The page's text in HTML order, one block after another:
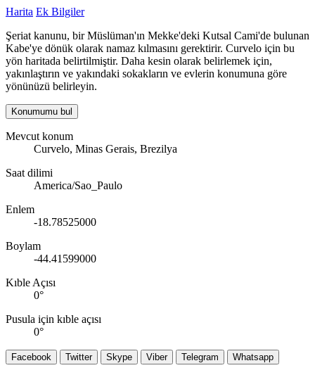
Harita Ek Bilgiler
Şeriat kanunu, bir Müslüman'ın Mekke'deki Kutsal Cami'de bulunan
Kabe'ye dönük olarak namaz kılmasını gerektirir. Curvelo için bu
yön haritada belirtilmiştir. Daha kesin olarak belirlemek için,
yakınlaştırın ve yakındaki sokakların ve evlerin konumuna göre
yönünüzü belirleyin.
Konumumu bul
Mevcut konum
Curvelo, Minas Gerais, Brezilya
Saat dilimi
America/Sao_Paulo
Enlem
-18.78525000
Boylam
-44.41599000
Kıble Açısı
0°
Pusula için kıble açısı
0°
Facebook Twitter Skype Viber Telegram Whatsapp